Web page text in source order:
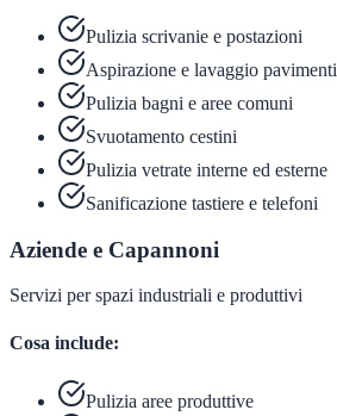
Pulizia scrivanie e postazioni
Aspirazione e lavaggio pavimenti
Pulizia bagni e aree comuni
Svuotamento cestini
Pulizia vetrate interne ed esterne
Sanificazione tastiere e telefoni
Aziende e Capannoni
Servizi per spazi industriali e produttivi
Cosa include:
Pulizia aree produttive